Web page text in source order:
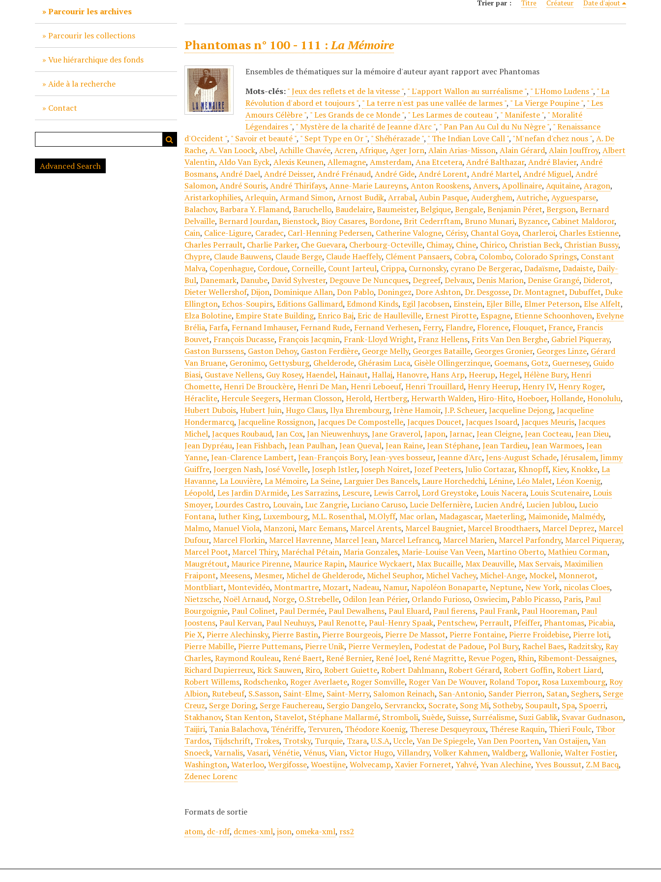
Parcourir les archives
Parcourir les collections
Vue hiérarchique des fonds
Aide à la recherche
Contact
Advanced Search
Trier par : Titre Créateur Date d'ajout
Phantomas n° 100 - 111 :La Mémoire
Ensembles de thématiques sur la mémoire d'auteur ayant rapport avec Phantomas
Mots-clés:" Jeux des reflets et de la vitesse ", " L'apport Wallon au surréalisme ", " L'Homo Ludens ", " La
Révolution d'abord et toujours ", " La terre n'est pas une vallée de larmes ", " La Vierge Poupine ", " Les
Amours Célèbre ", " Les Grands de ce Monde ", " Les Larmes de couteau ", " Manifeste ", " Moralité
Légendaires ", " Mystère de la charité de Jeanne d'Arc ", " Pan Pan Au Cul du Nu Nègre ", " Renaissance
d'Occident ", " Savoir et beauté ", " Sept Type en Or ", " Shéhérazade ", " The Indian Love Call ", "M'nefan d'chez nous ",A. De
Rache,A. Van Loock,Abel,Achille Chavée,Acren,Afrique,Ager Jorn,Alain Arias-Misson,Alain Gérard,Alain Jouffroy,Albert
Valentin,Aldo Van Eyck,Alexis Keunen,Allemagne,Amsterdam,Ana Etcetera,André Balthazar,André Blavier,André
Bosmans,André Dael,André Deisser,André Frénaud,André Gide,André Lorent,André Martel,André Miguel,André
Salomon,André Souris,André Thirifays,Anne-Marie Laureyns,Anton Rooskens,Anvers,Apollinaire,Aquitaine,Aragon,
Aristarkophilies,Arlequin,Armand Simon,Arnost Budik,Arrabal,Aubin Pasque,Auderghem,Autriche,Ayguesparse,
Balachov,Barbara Y. Flamand,Baruchello,Baudelaire,Baumeister,Belgique,Bengale,Benjamin Péret,Bergson,Bernard
Delvaille,Bernard Jourdan,Bienstock,Bioy Casares,Bordone,Brit Cederrftam,Bruno Munari,Byzance, Cabinet Maldoror,
Cain, Calice-Ligure, Caradec, Carl-Henning Pedersen, Catherine Valogne, Cérisy, Chantal Goya, Charleroi, Charles Estienne,
Charles Perrault, Charlie Parker, Che Guevara, Cherbourg-Octeville, Chimay, Chine, Chirico, Christian Beck, Christian Bussy,
Chypre, Claude Bauwens, Claude Berge, Claude Haeffely, Clément Pansaers, Cobra, Colombo, Colorado Springs, Constant
Malva, Copenhague, Cordoue, Corneille, Count Jarteul, Crippa, Curnonsky, cyrano De Bergerac,Dadaïsme,Dadaiste,Daily-
Bul,Danemark,Danube,David Sylvester,Degouve De Nuncques,Degreef,Delvaux,Denis Marion,Denise Grangé,Diderot,
Dieter Wellershof,Dijon,Dominique Allan,Don Pablo,Doningez,Dore Ashton,Dr. Desgosse,Dr. Montagnet,Dubuffet,Duke
Ellington,Echos-Soupirs,Editions Gallimard,Edmond Kinds,Egil Jacobsen,Einstein,Ejler Bille,Elmer Peterson,Else Alfelt,
Elza Bolotine,Empire State Building,Enrico Baj,Eric de Haulleville,Ernest Pirotte,Espagne,Etienne Schoonhoven,Evelyne
Brélia, Farfa, Fernand Imhauser, Fernand Rude, Fernand Verhesen, Ferry, Flandre, Florence, Flouquet, France, Francis
Bouvet, François Ducasse, François Jacqmin, Frank-Lloyd Wright, Franz Hellens, Frits Van Den Berghe, Gabriel Piqueray,
Gaston Burssens, Gaston Dehoy, Gaston Ferdière, George Melly, Georges Bataille, Georges Gronier, Georges Linze, Gérard
Van Bruane, Geronimo, Gettysburg, Ghelderode, Ghérasim Luca, Gisèle Ollingerzinque, Goemans, Gotz, Guernesey, Guido
Biasi, Gustave Nellens, Guy Rosey,Haendel,Hainaut,Hallaj,Hanovre,Hans Arp,Heerup,Hegel,Hélène Bury,Henri
Chomette,Henri De Brouckère,Henri De Man,Henri Leboeuf,Henri Trouillard,Henry Heerup,Henry IV,Henry Roger,
Héraclite,Hercule Seegers,Herman Closson,Herold,Hertberg,Herwarth Walden,Hiro-Hito,Hoeboer,Hollande,Honolulu,
Hubert Dubois,Hubert Juin,Hugo Claus,Ilya Ehrembourg,Irène Hamoir,J.P. Scheuer,Jacqueline Dejong,Jacqueline
Hondermarcq,Jacqueline Rossignon,Jacques De Compostelle,Jacques Doucet,Jacques Isoard,Jacques Meuris,Jacques
Michel,Jacques Roubaud,Jan Cox,Jan Nieuwenhuys,Jane Graverol,Japon,Jarnac,Jean Cleigne,Jean Cocteau,Jean Dieu,
Jean Dypréau,Jean Fishbach,Jean Paulhan,Jean Queval,Jean Raine,Jean Stéphane,Jean Tardieu,Jean Warmoes,Jean
Yanne,Jean-Clarence Lambert,Jean-François Bory,Jean-yves bosseur,Jeanne d'Arc,Jens-August Schade,Jérusalem,Jimmy
Guiffre,Joergen Nash,José Vovelle,Joseph Istler,Joseph Noiret,Jozef Peeters,Julio Cortazar,Khnopff,Kiev,Knokke,La
Havanne,La Louvière,La Mémoire,La Seine,Larguier Des Bancels,Laure Horchedchi,Lénine,Léo Malet,Léon Koenig,
Léopold,Les Jardin D'Armide,Les Sarrazins,Lescure,Lewis Carrol,Lord Greystoke,Louis Nacera,Louis Scutenaire,Louis
Smoyer,Lourdes Castro,Louvain,Luc Zangrie,Luciano Caruso,Lucie Delfernière,Lucien André,Lucien Jublou,Lucio
Fontana,luther King,Luxembourg,M.L. Rosenthal,M.Olyff,Mac orlan,Madagascar,Maeterling,Maimonide,Malmédy,
Malmo,Manuel Viola,Manzoni,Marc Eemans,Marcel Arents,Marcel Baugniet,Marcel Broodthaers,Marcel Deprez,Marcel
Dufour,Marcel Florkin,Marcel Havrenne,Marcel Jean,Marcel Lefrancq,Marcel Marien,Marcel Parfondry,Marcel Piqueray,
Marcel Poot,Marcel Thiry,Maréchal Pétain,Maria Gonzales,Marie-Louise Van Veen,Martino Oberto,Mathieu Corman,
Maugrétout,Maurice Pirenne,Maurice Rapin,Maurice Wyckaert,Max Bucaille,Max Deauville,Max Servais,Maximilien
Fraipont,Meesens,Mesmer,Michel de Ghelderode,Michel Seuphor,Michel Vachey,Michel-Ange,Mockel,Monnerot,
Montbliart,Montevidéo,Montmartre,Mozart,Nadeau,Namur,Napoléon Bonaparte,Neptune,New York, nicolas Cloes,
Nietzsche,Noël Arnaud,Norge, O.Strebelle, Odilon Jean Périer, Orlando Furioso, Oswiecim,Pablo Picasso,Paris,Paul
Bourgoignie,Paul Colinet,Paul Dermée,Paul Dewalhens,Paul Eluard,Paul fierens,Paul Frank,Paul Hooreman,Paul
Joostens,Paul Kervan,Paul Neuhuys,Paul Renotte,Paul-Henry Spaak,Pentschew,Perrault,Pfeiffer,Phantomas,Picabia,
Pie X,Pierre Alechinsky,Pierre Bastin,Pierre Bourgeois,Pierre De Massot,Pierre Fontaine,Pierre Froidebise,Pierre loti,
Pierre Mabille,Pierre Puttemans,Pierre Unik,Pierre Vermeylen,Podestat de Padoue,Pol Bury,Rachel Baes,Radzitsky,Ray
Charles,Raymond Rouleau,René Baert,René Bernier,René Joel,René Magritte,Revue Pogen,Rhin,Ribemont-Dessaignes,
Richard Dupierreux,Rick Sauwen,Riro,Robert Guiette,Robert Dahlmann,Robert Gérard,Robert Goffin,Robert Liard,
Robert Willems,Rodschenko,Roger Averlaete,Roger Somville,Roger Van De Wouver,Roland Topor,Rosa Luxembourg,Roy
Albion,Rutebeuf, S.Sasson, Saint-Elme, Saint-Merry, Salomon Reinach, San-Antonio, Sander Pierron, Satan, Seghers, Serge
Creuz, Serge Doring, Serge Fauchereau, Sergio Dangelo, Servranckx, Socrate, Song Mi, Sotheby, Soupault, Spa, Spoerri,
Stakhanov, Stan Kenton, Stavelot, Stéphane Mallarmé, Stromboli, Suède, Suisse, Surréalisme, Suzi Gablik, Svavar Gudnason,
Taijiri, Tania Balachova, Ténériffe, Tervuren, Théodore Koenig, Therese Desqueyroux, Thérese Raquin, Thieri Foulc, Tibor
Tardos, Tijdschrift, Trokes, Trotsky, Turquie, Tzara,U.S.A,Uccle,Van De Spiegele,Van Den Poorten,Van Ostaijen,Van
Snoeck,Varnalis,Vasari,Vénétie,Vénus,Vian,Victor Hugo,Villandry,Volker Kahmen,Waldberg,Wallonie,Walter Fostier,
Washington,Waterloo,Wergifosse,Woestijne,Wolvecamp,Xavier Forneret,Yahvé,Yvan Alechine,Yves Boussut, Z.M Bacq,
Zdenec Lorenc
Formats de sortie
atom, dc-rdf, dcmes-xml,json, omeka-xml, rss2